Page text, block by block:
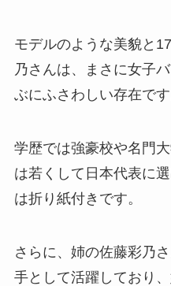
モデルのような美貌と
乃さんは、まさに女子
ぶにふさわしい存在です
学歴では強豪校や名門
は若くして日本代表に
は折り紙付きです。
さらに、姉の佐藤彩乃
手として活躍しており